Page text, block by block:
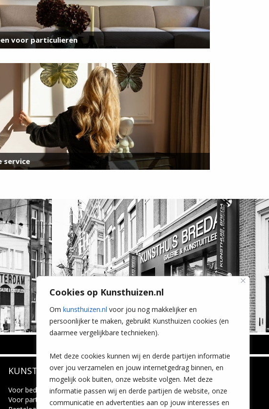
Cookies op Kunsthuizen.nl
Om kunsthuizen.nl voor jou nog makkelijker en
persoonlijker te maken, gebruikt Kunsthuizen cookies (en
daarmee vergelijkbare technieken).
Met deze cookies kunnen wij en derde partijen informatie
over jou verzamelen en jouw internetgedrag binnen, en
mogelijk ook buiten, onze website volgen. Met deze
informatie passen wij en derde partijen de website, onze
communicatie en advertenties aan op jouw interesses en
voor particulieren
service
Wilhelminastraat 11
4818 SB Breda
+31 (0)76 5221309
info@kunsthuisbreda.nl
KUNSTUITLEEN
Voor bedrijven
Voor particulieren
CONTACT
Contact
Leiden